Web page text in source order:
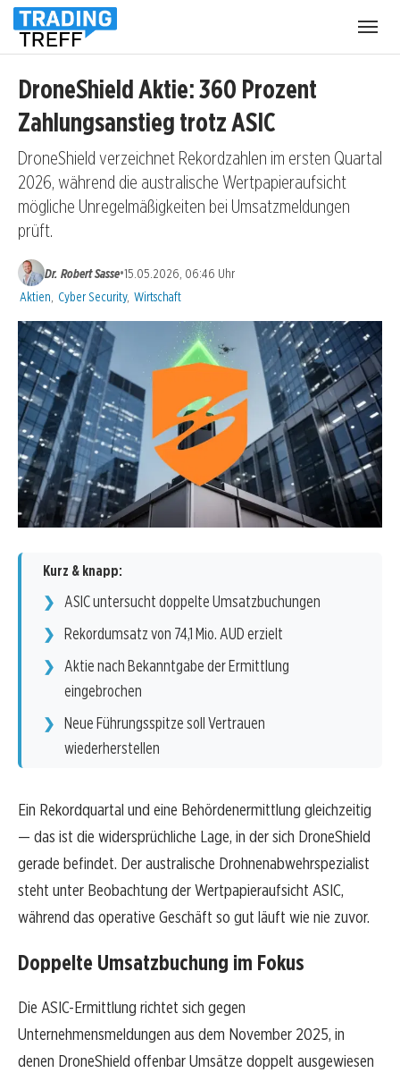
DroneShield Aktie: 360 Prozent
Zahlungsanstieg trotz ASIC
DroneShield verzeichnet Rekordzahlen im ersten Quartal
2026, während die australische Wertpapieraufsicht
mögliche Unregelmäßigkeiten bei Umsatzmeldungen
prüft.
Dr. Robert Sasse•15.05.2026, 06:46 Uhr
Kategorien:
Aktien Cyber Security, Wirtschaft
Kurz & knapp:
ASIC untersucht doppelte Umsatzbuchungen
Rekordumsatz von 74,1 Mio. AUD erzielt
Aktie nach Bekanntgabe der Ermittlung
eingebrochen
Neue Führungsspitze soll Vertrauen
wiederherstellen
Ein Rekordquartal und eine Behördenermittlung gleichzeitig
— das ist die widersprüchliche Lage, in der sich DroneShield
gerade befindet. Der australische Drohnenabwehrspezialist
steht unter Beobachtung der Wertpapieraufsicht ASIC,
während das operative Geschäft so gut läuft wie nie zuvor.
Doppelte Umsatzbuchung im Fokus
Die ASIC-Ermittlung richtet sich gegen
Unternehmensmeldungen aus dem November 2025, in
denen DroneShield offenbar Umsätze doppelt ausgewiesen